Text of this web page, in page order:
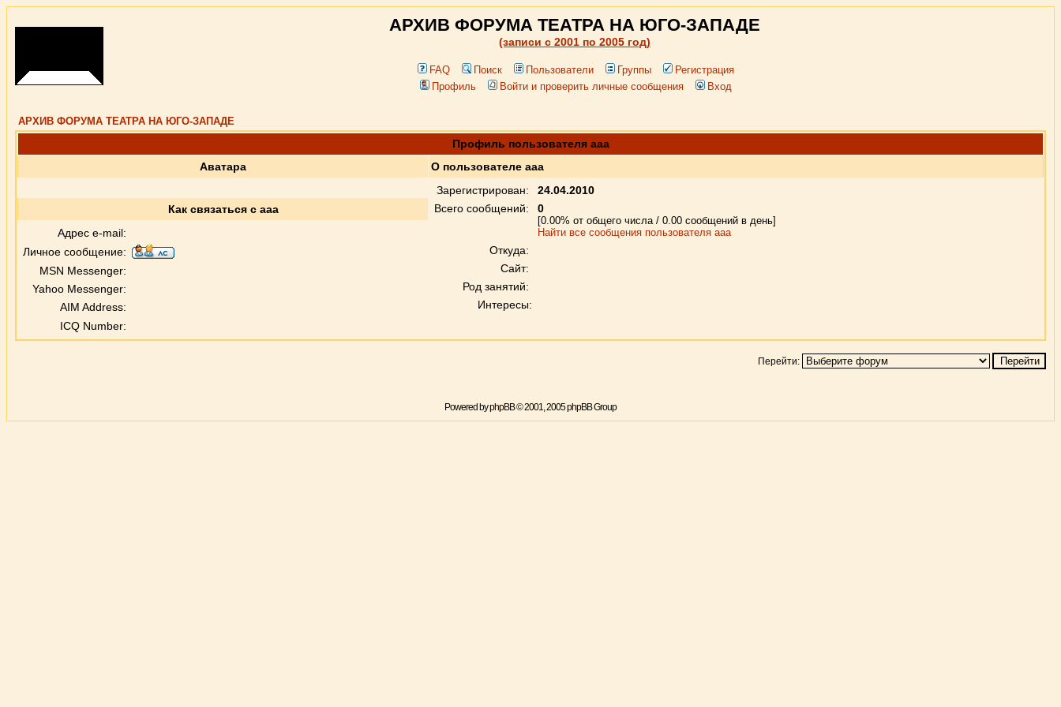
АРХИВ ФОРУМА ТЕАТРА НА ЮГО-ЗАПАДЕ
(записи c 2001 по 2005 год)
FAQ Поиск Пользователи Группы
Регистрация
Профиль
Войти и проверить личные сообщения Вход
АРХИВ ФОРУМА ТЕАТРА НА ЮГО-ЗАПАДЕ
Профиль пользователя aaa
Аватара
О пользователе aaa
Зарегистрирован:
24.04.2010
Всего сообщений:
0
[0.00% от общего числа / 0.00 сообщений в день]
Найти все сообщения пользователя aaa
Откуда:
Сайт:
Род занятий:
Интересы:
Как связаться с aaa
Адрес e-mail:
Личное сообщение:
MSN Messenger:
Yahoo Messenger:
AIM Address:
ICQ Number:
Перейти:
Powered byphpBB© 2001, 2005 phpBB Group